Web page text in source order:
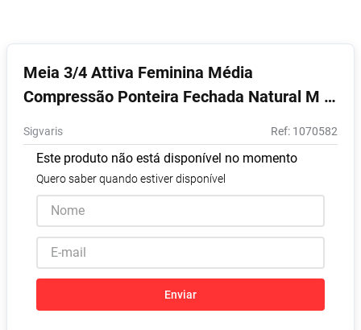
Meia 3/4 Attiva Feminina Média
Compressão Ponteira Fechada Natural M 1
Sigvaris : 1070582
Este produto não está disponível no momento
Quero saber quando estiver disponível
Enviar
Shampoo
º
9º
10º Lavitan